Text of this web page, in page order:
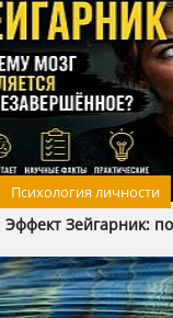
Психология личности
Эффект Зейгарник: